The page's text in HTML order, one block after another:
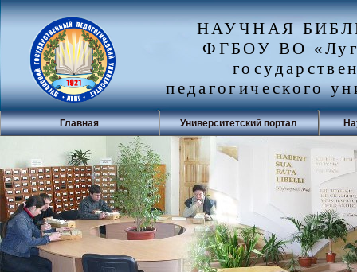
НАУЧНАЯ
ФГБОУ ВО
педагогического
Главная Университетский портал